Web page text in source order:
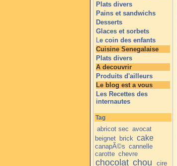
Plats divers
Pains et sandwichs
Desserts
Glaces et sorbets
Le coin des enfants
Cuisine Senegalaise
Plats divers
A decouvrir
Produits d'ailleurs
Le blog est a vous
Les Recettes des
internautes
Tag
abricot sec avocat
beignet brick cake
canapÃ©s cannelle
carotte chevre
chocolat chou
cire